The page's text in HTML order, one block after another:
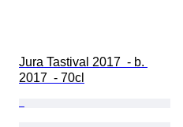
Jura Tastival 2017  - b.
2017  - 70cl